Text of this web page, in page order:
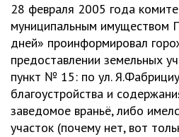
28 февраля 2005 года
муниципальным имуществом
дней» проинформировал
предоставлении земельных
пункт № 15: по ул.
благоустройства и
заведомое враньё, либо
участок (почему нет, вот